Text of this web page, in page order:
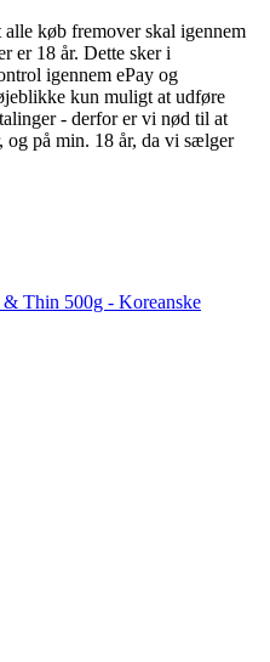
køb fremover skal igennem
er 18 år. Dette sker i
igennem ePay og
kun muligt at udføre
- derfor er vi nød til at
og på min. 18 år, da vi sælger
Thin 500g - Koreanske